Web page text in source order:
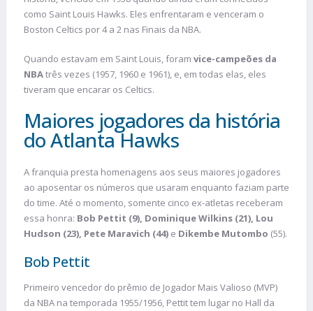
como Saint Louis Hawks. Eles enfrentaram e venceram o
Boston Celtics por 4 a 2 nas Finais da NBA.
Quando estavam em Saint Louis, foram vice-campeões da
NBAtrês vezes (1957, 1960 e 1961), e, em todas elas, eles
tiveram que encarar os Celtics.
Maiores jogadores da história
do Atlanta Hawks
A franquia presta homenagens aos seus maiores jogadores
ao aposentar os números que usaram enquanto faziam parte
do time. Até o momento, somente cinco ex-atletas receberam
essa honra: Bob Pettit (9), Dominique Wilkins (21), Lou
Hudson (23), Pete Maravich (44) e Dikembe Mutombo (55).
Bob Pettit
Primeiro vencedor do prêmio de Jogador Mais Valioso (MVP)
da NBA na temporada 1955/1956, Pettit tem lugar no Hall da